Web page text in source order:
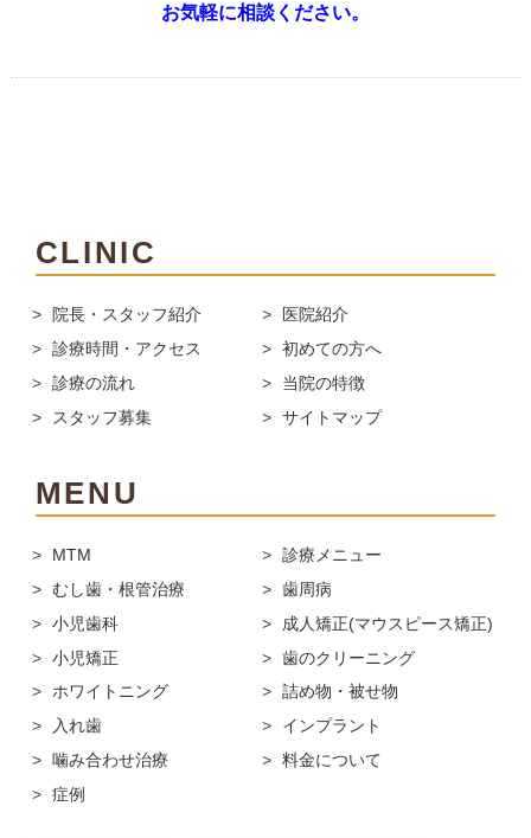
お気軽に相談ください。
CLINIC
院長・スタッフ紹介
医院紹介
診療時間・アクセス
初めての方へ
診療の流れ
当院の特徴
スタッフ募集
サイトマップ
MENU
MTM
診療メニュー
むし歯・根管治療
歯周病
小児歯科
成人矯正(マウスピース矯正)
小児矯正
歯のクリーニング
ホワイトニング
詰め物・被せ物
入れ歯
インプラント
噛み合わせ治療
料金について
症例